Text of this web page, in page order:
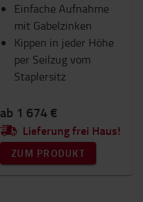
Einfache Aufnahme
mit Gabelzinken
Kippen in jeder Höhe
per Seilzug vom
Staplersitz
ab 1 674 €
Lieferung frei Haus!
ZUM PRODUKT